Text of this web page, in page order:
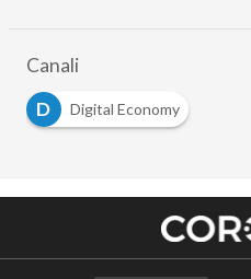
Canali
D
Digital Economy